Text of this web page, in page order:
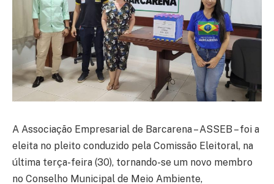
A Associação Empresarial de Barcarena – ASSEB – foi a
eleita no pleito conduzido pela Comissão Eleitoral, na
última terça-feira (30), tornando-se um novo membro
no Conselho Municipal de Meio Ambiente,